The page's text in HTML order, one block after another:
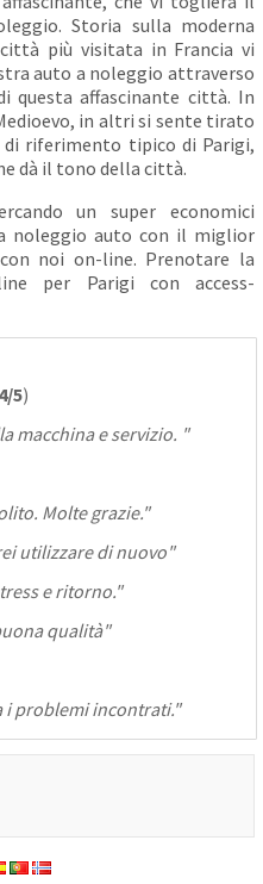
Storia sulla moderna
più visitata in Francia vi
auto a noleggio attraverso
questa affascinante città. In
in altri si sente tirato
riferimento tipico di Parigi,
dà il tono della città.
un super economici
noleggio auto con il miglior
noi on-line. Prenotare la
per Parigi con access-
5)
macchina e servizio. "
Molte grazie."
utilizzare di nuovo"
e ritorno."
qualità"
i problemi incontrati."